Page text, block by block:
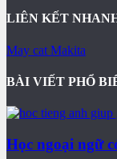
LIÊN KẾT
May cat Makita
BÀI VIẾT PHỔ
Học ngoại ngữ